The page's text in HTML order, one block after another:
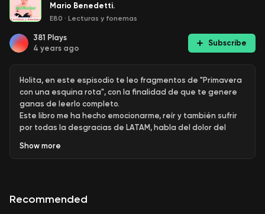
Mario Benedetti.
E80 · Lecturas y fonemas
381 Plays
4 years ago
Subscribe
Holita, en este espisodio te leo fragmentos de "Primavera
con una esquina rota", con la finalidad de que te genere
ganas de leerlo completo.
Este libro me ha hecho emocionarme, reír y también sufrir
por todas la desgracias de LATAM, habla del dolor del
autoritarismo y la represión, pero sobre todo del amor, la
mucho amor.
Show more
Recommended